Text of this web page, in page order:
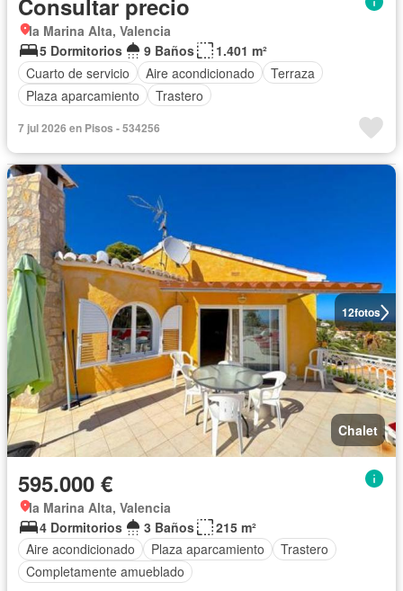
Consultar precio
la Marina Alta, Valencia
5 Dormitorios
9 Baños
1.401 m²
Cuarto de servicio
Aire acondicionado
Terraza
Plaza aparcamiento
Trastero
7 jul 2026 en Pisos - 534256
12fotos
Chalet
595.000 €
la Marina Alta, Valencia
4 Dormitorios
3 Baños
215 m²
Aire acondicionado
Plaza aparcamiento
Trastero
Completamente amueblado